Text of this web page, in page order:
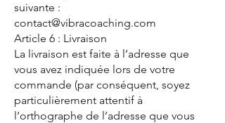
suivante :
contact@vibracoaching.com
Article 6 : Livraison
La livraison est faite à l’adresse que
vous avez indiquée lors de votre
commande (par conséquent, soyez
particulièrement attentif à
l’orthographe de l’adresse que vous